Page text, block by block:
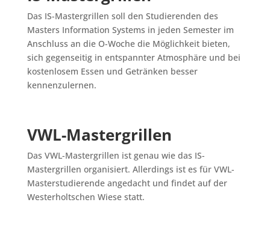
Das IS-Mastergrillen soll den Studierenden des
Masters Information Systems in jeden Semester im
Anschluss an die O-Woche die Möglichkeit bieten,
sich gegenseitig in entspannter Atmosphäre und bei
kostenlosem Essen und Getränken besser
kennenzulernen.
VWL-Mastergrillen
Das VWL-Mastergrillen ist genau wie das IS-
Mastergrillen organisiert. Allerdings ist es für VWL-
Masterstudierende angedacht und findet auf der
Westerholtschen Wiese statt.